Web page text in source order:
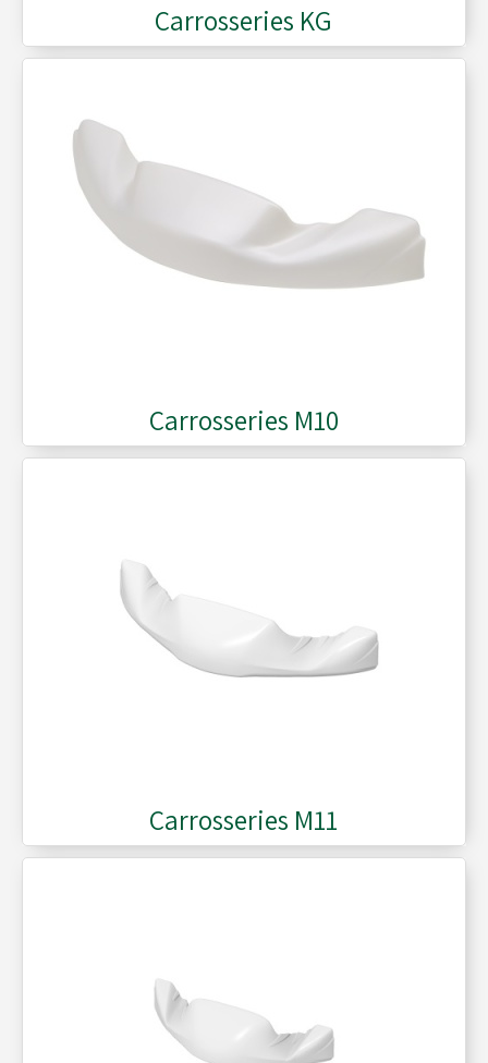
Carrosseries KG
Carrosseries M10
Carrosseries M11
Plombs - Câbles - Mesure
Réservoirs - Radiateurs
Sièges et Raidisseurs